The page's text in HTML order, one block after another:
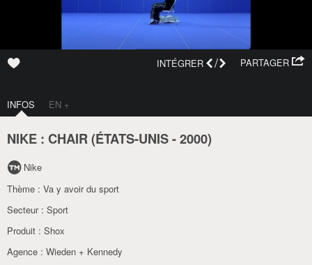
PARTAGER
INTÉGRER /
INFOS EN +
NIKE : CHAIR (ÉTATS-UNIS-2000)
Nike
Thème : Va y avoir du sport
Secteur : Sport
Produit : Shox
Agence : Wieden + Kennedy